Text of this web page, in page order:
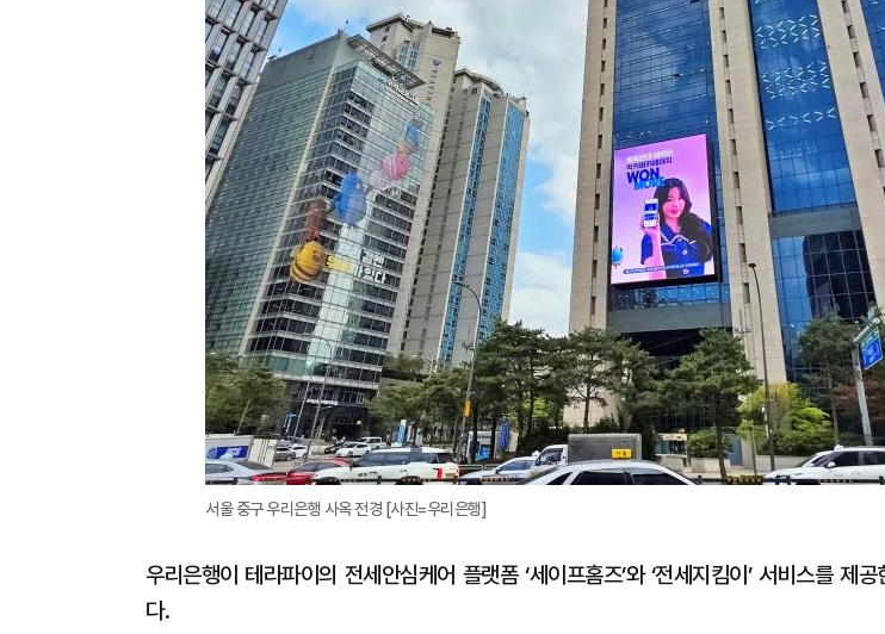
서울 중구 우리은행 사옥 전경 [사진=우리은행]
우리은행이 테라파이의 전세안심케어 플랫폼 ‘세이프홈즈’와 ‘전세지킴이’ 서비스를 제
다.